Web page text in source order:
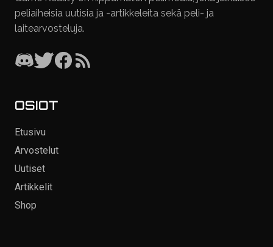
peliaiheisia uutisia ja -artikkeleita sekä peli- ja
laitearvosteluja.
OSIOT
Etusivu
Arvostelut
Uutiset
Artikkelit
Shop